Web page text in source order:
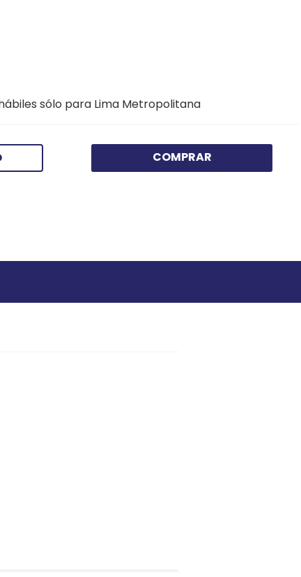
sólo para Lima Metropolitana
COMPRAR